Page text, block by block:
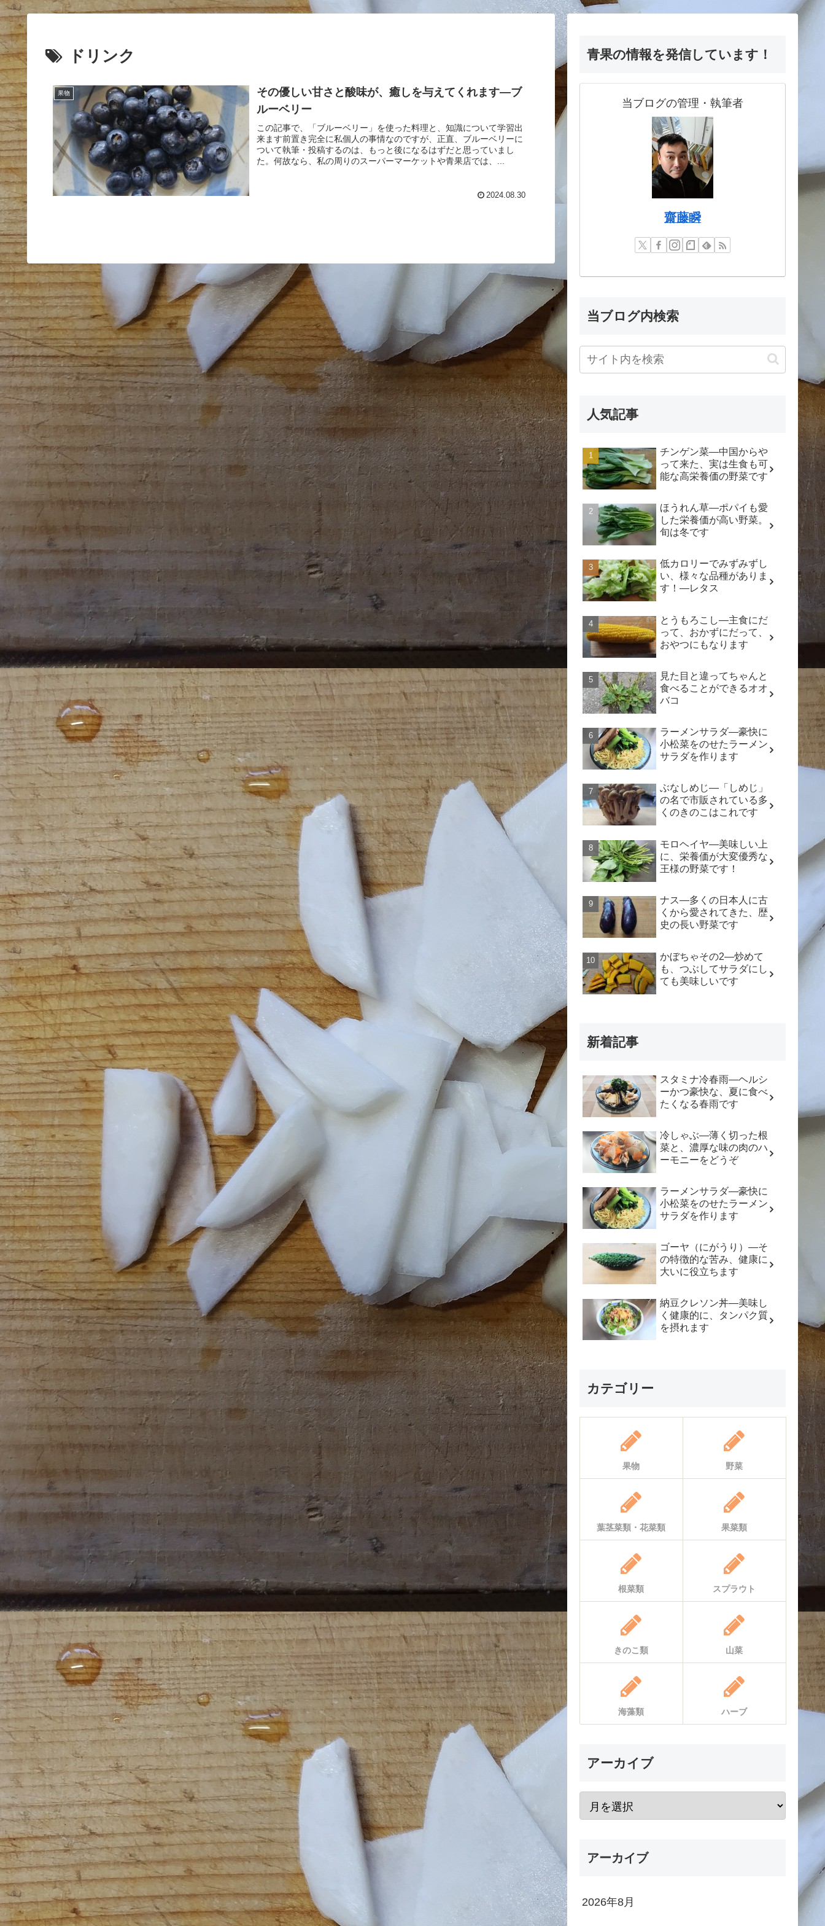
ドリンク
果物
その優しい甘さと酸味が、癒しを与えてくれます―ブ
ルーベリー
この記事で、「ブルーベリー」を使った料理と、知識について学習出
来ます前置き完全に私個人の事情なのですが、正直、ブルーベリーに
ついて執筆・投稿するのは、もっと後になるはずだと思っていまし
た。何故なら、私の周りのスーパーマーケットや青果店では、...
2024.08.30
青果の情報を発信しています！
当ブログの管理・執筆者
齋藤瞬
当ブログ内検索
人気記事
チンゲン菜―中国からや
って来た、実は生食も可
能な高栄養価の野菜です
ほうれん草―ポパイも愛
した栄養価が高い野菜。
旬は冬です
低カロリーでみずみずし
い、様々な品種がありま
す！―レタス
とうもろこし―主食にだ
って、おかずにだって、
おやつにもなります
見た目と違ってちゃんと
食べることができるオオ
バコ
ラーメンサラダ―豪快に
小松菜をのせたラーメン
サラダを作ります
ぶなしめじ―「しめじ」
の名で市販されている多
くのきのこはこれです
モロヘイヤ―美味しい上
に、栄養価が大変優秀な
王様の野菜です！
ナス―多くの日本人に古
くから愛されてきた、歴
史の長い野菜です
かぼちゃその2―炒めて
も、つぶしてサラダにし
ても美味しいです
新着記事
スタミナ冷春雨―ヘルシ
ーかつ豪快な、夏に食べ
たくなる春雨です
冷しゃぶ―薄く切った根
菜と、濃厚な味の肉のハ
ーモニーをどうぞ
ラーメンサラダ―豪快に
小松菜をのせたラーメン
サラダを作ります
ゴーヤ（にがうり）―そ
の特徴的な苦み、健康に
大いに役立ちます
納豆クレソン丼―美味し
く健康的に、タンパク質
を摂れます
カテゴリー
果物 野菜
葉茎菜類・花菜類 果菜類
根菜類 スプラウト
きのこ類 山菜
海藻類 ハーブ
アーカイブ
アーカイブ
2026年8月